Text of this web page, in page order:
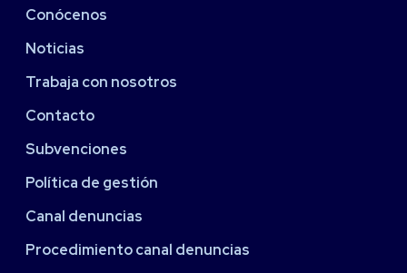
Conócenos
Noticias
Trabaja con nosotros
Contacto
Subvenciones
Política de gestión
Canal denuncias
Procedimiento canal denuncias